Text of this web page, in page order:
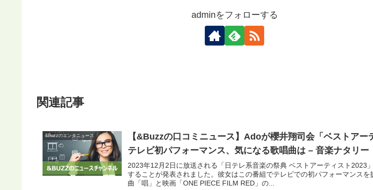
adminをフォローする
関連記事
&Buzzのエンタニュース
【&Buzzの口コミニュース】Adoが櫻井翔司会「ベストアー
テレビ初パフォーマンス、気になる歌唱曲は – 音楽ナタリー
2023年12月2日に放送される「日テレ系音楽の祭典 ベストアーティスト2023
することが発表されました。彼女はこの番組でテレビでの初パフォーマンスを
曲「唱」と映画「ONE PIECE FILM RED」の...